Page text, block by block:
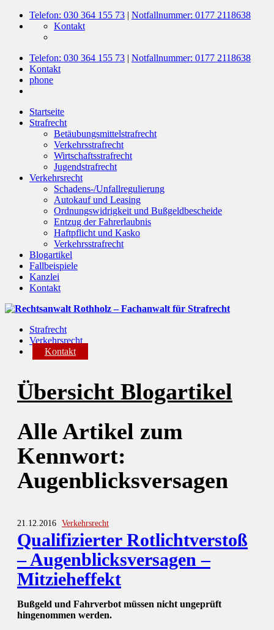
Telefon: 030 364 155 73 | Notfallnummer: 0177 2118638
Kontakt
Telefon: 030 364 155 73 | Notfallnummer: 0177 2118638
Kontakt
phone
Startseite
Strafrecht
Betäubungsmittelstrafrecht
Verkehrsstrafrecht
Wirtschaftsstrafrecht
Jugendstrafrecht
Verkehrsrecht
Schadens-/Unfallregulierung
Autokauf und Leasing
Ordnungswidrigkeit und Bußgeldbescheide
Entzug der Fahrerlaubnis
Haftpflicht und Kasko
Verkehrsstrafrecht
Blogartikel
Fallbeispiele
Kanzlei
Kontakt
Strafrecht
Verkehrsrecht
Kontakt
Übersicht Blogartikel
Alle Artikel zum
Kennwort:
Augenblicksversagen
21.12.2016 Verkehrsrecht
Qualifizierter Rotlichtverstoß
– Augenblicksversagen –
Mitzieheffekt
Bußgeld und Fahrverbot müssen nicht ungeprüft
hingenommen werden.